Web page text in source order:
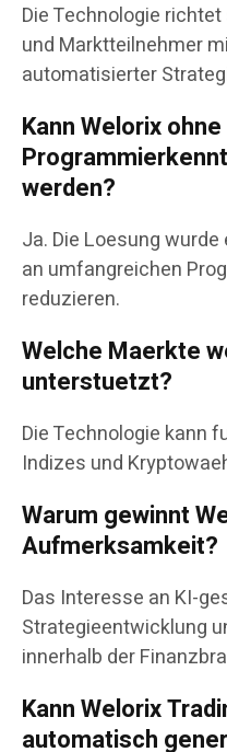
Die Technologie
und Marktteilnehmer
automatisierter
Kann Welorix ohne
werden?
Ja. Die Loesung
an umfangreichen
reduzieren.
Welche Maerkte
unterstuetzt?
Die Technologie kann
Indizes und
Warum gewinnt
Aufmerksamkeit?
Das Interesse an KI-
Strategieentwicklung
innerhalb der
Kann Welorix
automatisch